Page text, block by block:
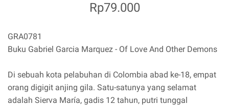
Rp79.000
GRA0781
Buku Gabriel Garcia Marquez - Of Love And Other Demons
Di sebuah kota pelabuhan di Colombia abad ke-18, empat
orang digigit anjing gila. Satu-satunya yang selamat
adalah Sierva María, gadis 12 tahun, putri tunggal